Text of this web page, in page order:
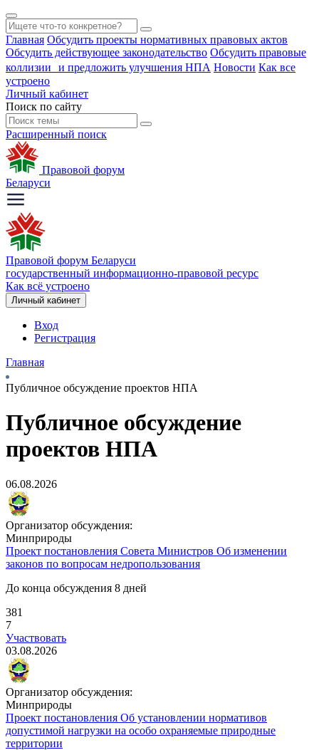
Главная Обсудить проекты нормативных правовых актов
Обсудить действующее законодательство Обсудить правовые
коллизии и предложить улучшения НПА Новости Как все
устроено
Личный кабинет
Поиск по сайту
Расширенный поиск
Правовой форум
Беларуси
Правовой форум Беларуси
государственный информационно-правовой ресурс
Как всё устроено
Личный кабинет
Вход
Регистрация
Главная
Публичное обсуждение проектов НПА
Публичное обсуждение
проектов НПА
06.08.2026
Организатор обсуждения:
Минприроды
Проект постановления Совета Министров Об изменении
законов по вопросам недропользования
До конца обсуждения 8 дней
381
7
Участвовать
03.08.2026
Организатор обсуждения:
Минприроды
Проект постановления Об установлении нормативов
допустимой нагрузки на особо охраняемые природные
территории